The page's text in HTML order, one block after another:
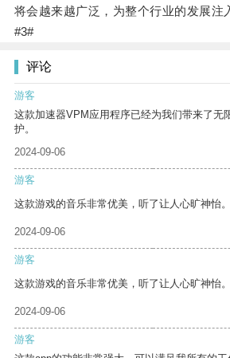
将会越来越广泛，为整个行业的发展注
#3#
评论
游客
这款加速器VPM应用程序已经为我们带来了无
护。
2024-09-06
游客
这款游戏的音乐非常优美，听了让人心旷神怡。
2024-09-06
游客
这款游戏的音乐非常优美，听了让人心旷神怡。
2024-09-06
游客